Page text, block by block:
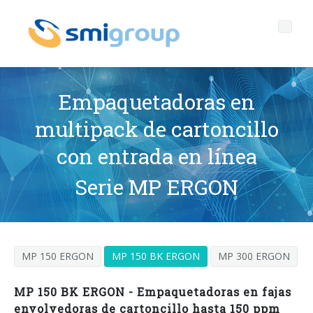
Perfil
Quienes somos
Datos clave
Historia
Filiales
Governance
Corporate governance
Calidad, Medio Ambiente y Seguridad
General Data Protection Regulation
Sostenibilidad
rPET
Tapones anclados
LINEAS DE EMBOTELLADO
Líneas completas
SOPLADORAS PARA BOTELLAS PET/ rPET
Postventa
Portal Smyzone
Media center
Empaquetadoras en
multipack de cartoncillo
con entrada en línea
Serie MP ERGON
MP 150 ERGON MP 150 BK ERGON MP 300 ERGON
MP 150 BK ERGON - Empaquetadoras en fajas
envolvedoras de cartoncillo hasta 150 ppm